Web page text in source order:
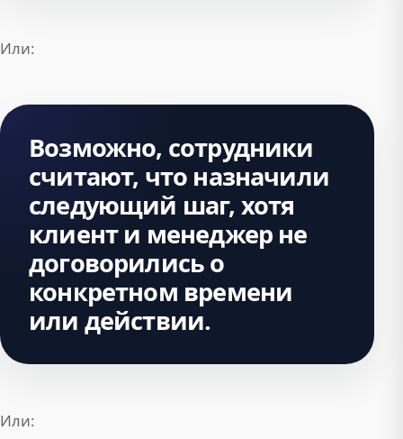
Или:
Возможно, сотрудники
считают, что назначили
следующий шаг, хотя
клиент и менеджер не
договорились о
конкретном времени
или действии.
Или: